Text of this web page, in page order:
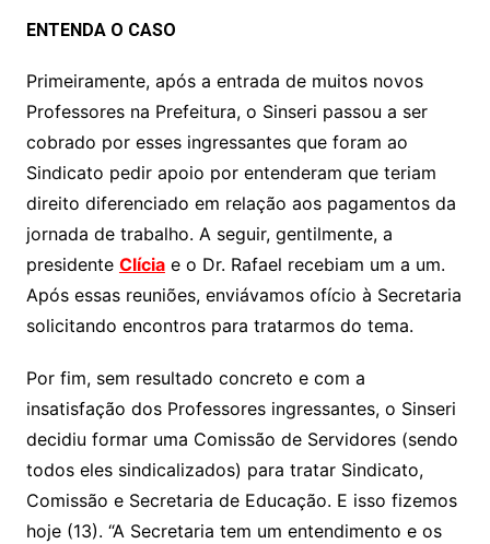
ENTENDA O CASO
Primeiramente, após a entrada de muitos novos
Professores na Prefeitura, o Sinseri passou a ser
cobrado por esses ingressantes que foram ao
Sindicato pedir apoio por entenderam que teriam
direito diferenciado em relação aos pagamentos da
jornada de trabalho. A seguir, gentilmente, a
presidente Clíciae o Dr. Rafael recebiam um a um.
Após essas reuniões, enviávamos ofício à Secretaria
solicitando encontros para tratarmos do tema.
Por fim, sem resultado concreto e com a
insatisfação dos Professores ingressantes, o Sinseri
decidiu formar uma Comissão de Servidores (sendo
todos eles sindicalizados) para tratar Sindicato,
Comissão e Secretaria de Educação. E isso fizemos
hoje (13). “A Secretaria tem um entendimento e os